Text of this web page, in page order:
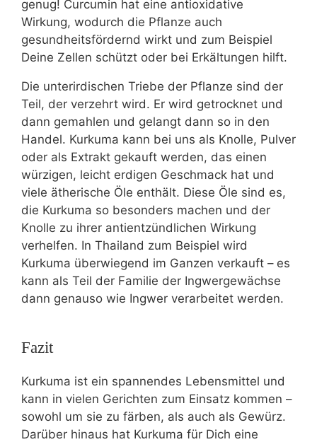
genug! Curcumin hat eine antioxidative
Wirkung, wodurch die Pflanze auch
gesundheitsfördernd wirkt und zum Beispiel
Deine Zellen schützt oder bei Erkältungen hilft.
Die unterirdischen Triebe der Pflanze sind der
Teil, der verzehrt wird. Er wird getrocknet und
dann gemahlen und gelangt dann so in den
Handel. Kurkuma kann bei uns als Knolle, Pulver
oder als Extrakt gekauft werden, das einen
würzigen, leicht erdigen Geschmack hat und
viele ätherische Öle enthält. Diese Öle sind es,
die Kurkuma so besonders machen und der
Knolle zu ihrer antientzündlichen Wirkung
verhelfen. In Thailand zum Beispiel wird
Kurkuma überwiegend im Ganzen verkauft – es
kann als Teil der Familie der Ingwergewächse
dann genauso wie Ingwer verarbeitet werden.
Fazit
Kurkuma ist ein spannendes Lebensmittel und
kann in vielen Gerichten zum Einsatz kommen –
sowohl um sie zu färben, als auch als Gewürz.
Darüber hinaus hat Kurkuma für Dich eine